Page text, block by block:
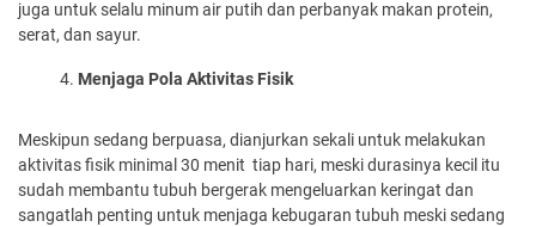
juga untuk selalu minum air putih dan perbanyak makan protein,
serat, dan sayur.
Menjaga Pola Aktivitas Fisik
Meskipun sedang berpuasa, dianjurkan sekali untuk melakukan
aktivitas fisik minimal 30 menit tiap hari, meski durasinya kecil itu
sudah membantu tubuh bergerak mengeluarkan keringat dan
sangatlah penting untuk menjaga kebugaran tubuh meski sedang